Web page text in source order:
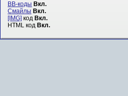
BB-коды Вкл.
Смайлы Вкл.
[IMG] код Вкл.
HTML код Вкл.